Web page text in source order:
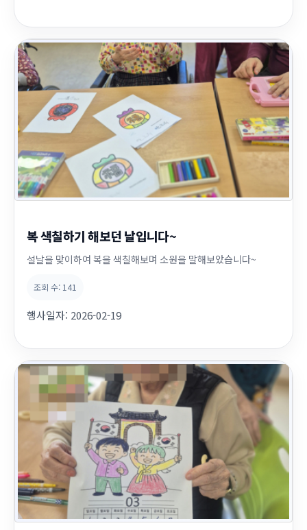
복 색칠하기 해보던 날입니다~
설날을 맞이하여 복을 색칠해보며 소원을 말해보았습니다~
조회 수: 141
행사일자: 2026-02-19